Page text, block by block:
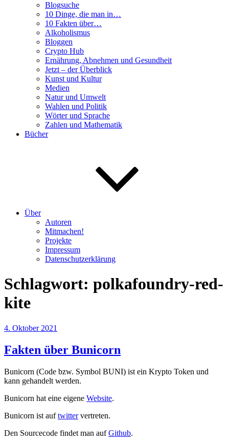
Blogsuche
10 Dinge, die man in…
10 Fakten über…
Alkoholismus
Bloggen
Crypto Hub
Ernährung, Abnehmen und Gesundheit
Jetzt – der Überblick
Kunst und Kultur
Medien
Natur und Umwelt
Wahlen und Politik
Wörter und Sprache
Zahlen und Mathematik
Bücher
Über
Autoren
Mitmachen!
Projekte
Impressum
Datenschutzerklärung
Schlagwort: polkafoundry-red-
kite
Veröffentlicht
4. Oktober 2021
Fakten über Bunicorn
Bunicorn (Code bzw. Symbol BUNI) ist ein Krypto Token und
kann gehandelt werden.
Bunicorn hat eine eigene Website.
Bunicorn ist auftwittervertreten.
Den Sourcecode findet man aufGithub.